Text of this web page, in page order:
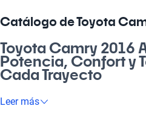
Catálogo de Toyota
Toyota Camry 2016
Potencia, Confort y
Cada Trayecto
¿Estás buscando un vehículo que
Leer más